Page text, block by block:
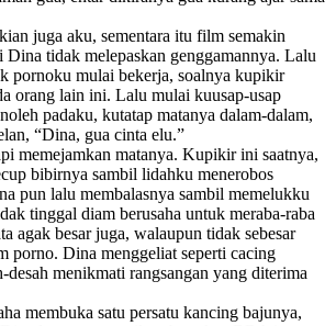
juga aku, sementara itu film semakin
Dina tidak melepaskan genggamannya. Lalu
pornoku mulai bekerja, soalnya kupikir
orang lain ini. Lalu mulai kuusap-usap
padaku, kutatap matanya dalam-dalam,
“Dina, gua cinta elu.”
memejamkan matanya. Kupikir ini saatnya,
bibirnya sambil lidahku menerobos
pun lalu membalasnya sambil memelukku
tinggal diam berusaha untuk meraba-raba
agak besar juga, walaupun tidak sebesar
porno. Dina menggeliat seperti cacing
desah menikmati rangsangan yang diterima
membuka satu persatu kancing bajunya,